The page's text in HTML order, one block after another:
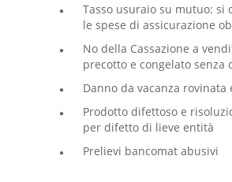
Tasso usuraio su mutuo: si
le spese di assicurazione
No della Cassazione a
precotto e congelato senza
Danno da vacanza rovinata
Prodotto difettoso e
per difetto di lieve entità
Prelievi bancomat abusivi